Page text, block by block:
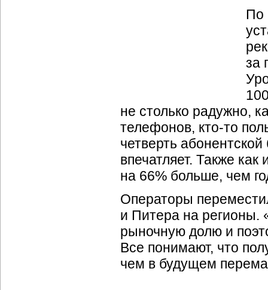
По
за
не столько радужно,
телефонов, кто-то
четверть
впечатляет. Также
на 66% больше, чем
Операторы
и Питера на регионы.
рыночную долю и
Все понимают, что
чем в будущем